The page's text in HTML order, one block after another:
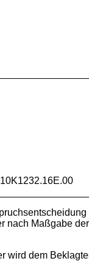
nach Maßgabe
wird dem